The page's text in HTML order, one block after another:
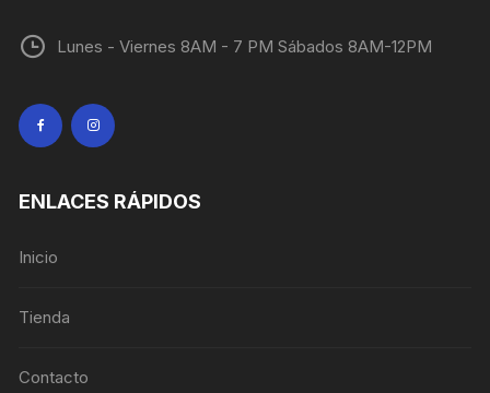
Lunes - Viernes 8AM - 7 PM Sábados 8AM-12PM
ENLACES RÁPIDOS
Inicio
Tienda
Contacto